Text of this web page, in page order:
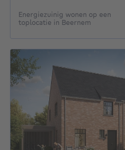
Energiezuinig wonen op een
toplocatie in Beernem